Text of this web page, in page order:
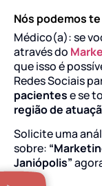
Nós podemos
Médico(a): se
através do
que isso é
Redes Sociais
pacientese se
região de
Solicite uma
sobre:
Janiópolis”